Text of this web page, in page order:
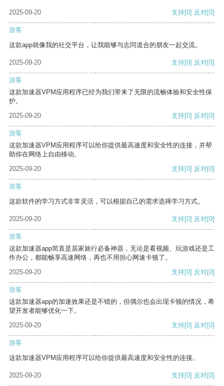
2025-09-20 支持[0] 反对[0]
游客
这款app就像我的社交平台，让我能够与志同道合的朋友一起交流。
2025-09-20 支持[0] 反对[0]
游客
这款加速器VPM应用程序已经为我们带来了无限的流畅体验和安全性保
护。
2025-09-20
支持[0] 反对[0]
游客
这款加速器VPM应用程序可以给你提供最高速度和安全性的连接，并帮
助你在网络上自由移动。
2025-09-20
支持[0] 反对[0]
游客
这款软件的学习方式非常灵活，可以根据自己的需求选择学习方式。
2025-09-20 支持[0] 反对[0]
游客
这款加速器app简直是居家旅行必备神器，无论是看视频、玩游戏还是工
作办公，都能畅享高速网络，再也不用担心网速卡顿了。
2025-09-20
支持[0] 反对[0]
游客
这款加速器app的加速效果还是不错的，但偶尔也会出现卡顿的情况，希
望开发者能够优化一下。
2025-09-20
支持[0] 反对[0]
游客
这款加速器VPM应用程序可以给你提供最高速度和安全性的连接。
2025-09-20 支持[0] 反对[0]